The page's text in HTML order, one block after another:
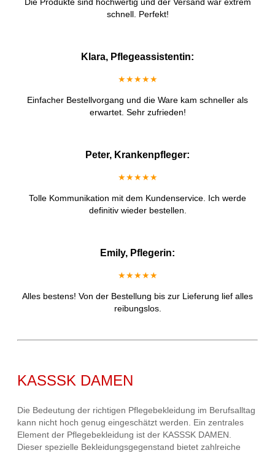
schnell. Perfekt!
Klara, Pflegeassistentin:
★★★★★
Einfacher Bestellvorgang und die Ware kam schneller als
erwartet. Sehr zufrieden!
Peter, Krankenpfleger:
★★★★★
Tolle Kommunikation mit dem Kundenservice. Ich werde
definitiv wieder bestellen.
Emily, Pflegerin:
★★★★★
Alles bestens! Von der Bestellung bis zur Lieferung lief alles
reibungslos.
KASSSK DAMEN
Die Bedeutung der richtigen Pflegebekleidung im Berufsalltag
kann nicht hoch genug eingeschätzt werden. Ein zentrales
Element der Pflegebekleidung ist der KASSSK DAMEN.
Dieser spezielle Bekleidungsgegenstand bietet zahlreiche